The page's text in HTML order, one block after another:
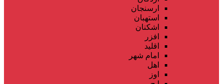
ارسنجان
استهبان
اشکنان
افزر
اقلید
امام شهر
اهل
اوز